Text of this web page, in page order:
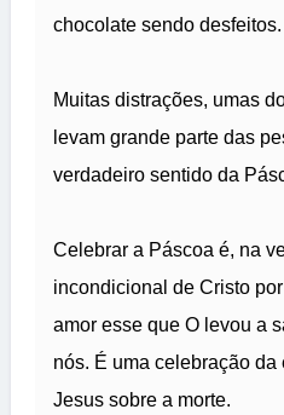
chocolate sendo desfeitos.
Muitas distrações, umas
levam grande parte das
verdadeiro sentido da
Celebrar a Páscoa é, na
incondicional de Cristo
amor esse que O levou a
nós. É uma celebração
Jesus sobre a morte.